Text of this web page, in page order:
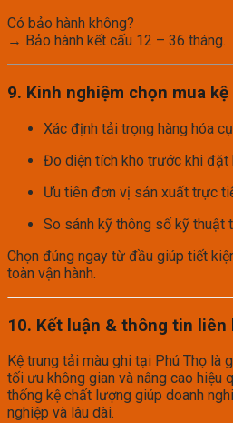
Có bảo hành không?
→ Bảo hành kết cấu 12 – 36 tháng.
9. Kinh nghiệm chọn mua
Xác định tải trọng hàng hóa
Đo diện tích kho trước khi đặt
Ưu tiên đơn vị sản xuất trực
So sánh kỹ thông số kỹ thuật
Chọn đúng ngay từ đầu giúp tiết
toàn vận hành.
10. Kết luận & thông tin liên
Kệ trung tải màu ghi tại Phú Thọ là
tối ưu không gian và nâng cao hiệu
thống kệ chất lượng giúp doanh
nghiệp và lâu dài.